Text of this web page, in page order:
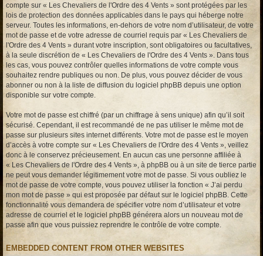
compte sur « Les Chevaliers de l'Ordre des 4 Vents » sont protégées par les
lois de protection des données applicables dans le pays qui héberge notre
serveur. Toutes les informations, en-dehors de votre nom d’utilisateur, de votre
mot de passe et de votre adresse de courriel requis par « Les Chevaliers de
l'Ordre des 4 Vents » durant votre inscription, sont obligatoires ou facultatives,
à la seule discrétion de « Les Chevaliers de l'Ordre des 4 Vents ». Dans tous
les cas, vous pouvez contrôler quelles informations de votre compte vous
souhaitez rendre publiques ou non. De plus, vous pouvez décider de vous
abonner ou non à la liste de diffusion du logiciel phpBB depuis une option
disponible sur votre compte.
Votre mot de passe est chiffré (par un chiffrage à sens unique) afin qu’il soit
sécurisé. Cependant, il est recommandé de ne pas utiliser le même mot de
passe sur plusieurs sites internet différents. Votre mot de passe est le moyen
d’accès à votre compte sur « Les Chevaliers de l'Ordre des 4 Vents », veillez
donc à le conservez précieusement. En aucun cas une personne affiliée à
« Les Chevaliers de l'Ordre des 4 Vents », à phpBB ou à un site de tierce partie
ne peut vous demander légitimement votre mot de passe. Si vous oubliez le
mot de passe de votre compte, vous pouvez utiliser la fonction « J’ai perdu
mon mot de passe » qui est proposée par défaut sur le logiciel phpBB. Cette
fonctionnalité vous demandera de spécifier votre nom d’utilisateur et votre
adresse de courriel et le logiciel phpBB générera alors un nouveau mot de
passe afin que vous puissiez reprendre le contrôle de votre compte.
EMBEDDED CONTENT FROM OTHER WEBSITES